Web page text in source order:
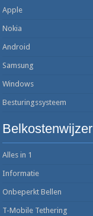
Apple
Nokia
Android
Samsung
Windows
Besturingssysteem
Belkostenwijzer
Alles in 1
Informatie
Onbeperkt Bellen
T-Mobile Tethering